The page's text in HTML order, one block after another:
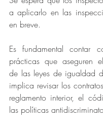
a aplicarlo en las
en breve.
Es fundamental contar
prácticas que aseguren
de las leyes de igualdad
implica revisar los
reglamento interior, el
las políticas